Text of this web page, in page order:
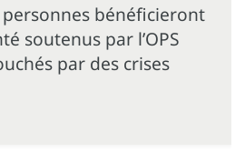
bénéficieront
soutenus par l’OPS
par des crises